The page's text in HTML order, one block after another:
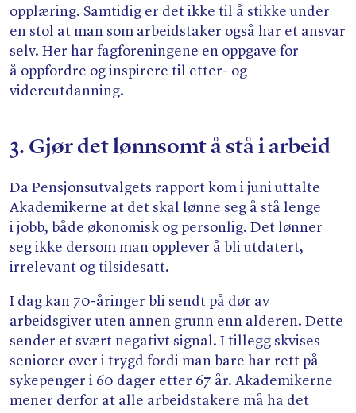
opplæring. Samtidig er det ikke til å stikke under
en stol at man som arbeidstaker også har et ansvar
selv. Her har fagforeningene en oppgave for
å oppfordre og inspirere til etter- og
videreutdanning.
3. Gjør det lønnsomt å stå i arbeid
Da Pensjonsutvalgets rapport kom i juni uttalte
Akademikerne at det skal lønne seg å stå lenge
i jobb, både økonomisk og personlig. Det lønner
seg ikke dersom man opplever å bli utdatert,
irrelevant og tilsidesatt.
I dag kan 70-åringer bli sendt på dør av
arbeidsgiver uten annen grunn enn alderen. Dette
sender et svært negativt signal. I tillegg skvises
seniorer over i trygd fordi man bare har rett på
sykepenger i 60 dager etter 67 år. Akademikerne
mener derfor at alle arbeidstakere må ha det